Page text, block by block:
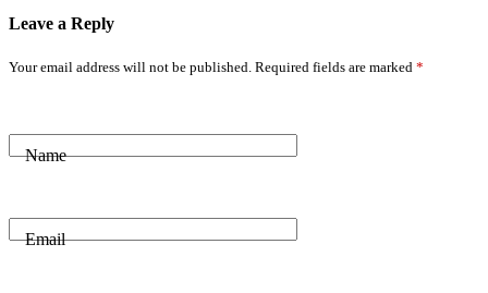
Leave a Reply
Your email address will not be published. Required fields are marked *
Name
Email